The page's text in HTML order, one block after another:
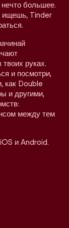
большее.
ищешь, Tinder
руках.
и посмотри,
как Double
и другими,
между тем
и Android.